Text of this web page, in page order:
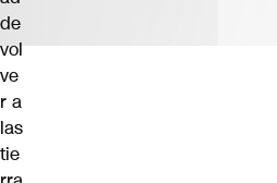
de
vol
ve
r a
las
tie